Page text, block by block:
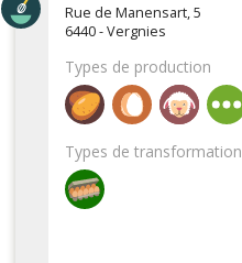
Rue de Manensart, 5
6440 - Vergnies
Types de production
Types de transformation